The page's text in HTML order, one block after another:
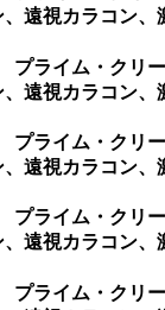
遠視カラコン
プライム・ク
遠視カラコン
プライム・ク
遠視カラコン
プライム・ク
遠視カラコン
プライム・ク